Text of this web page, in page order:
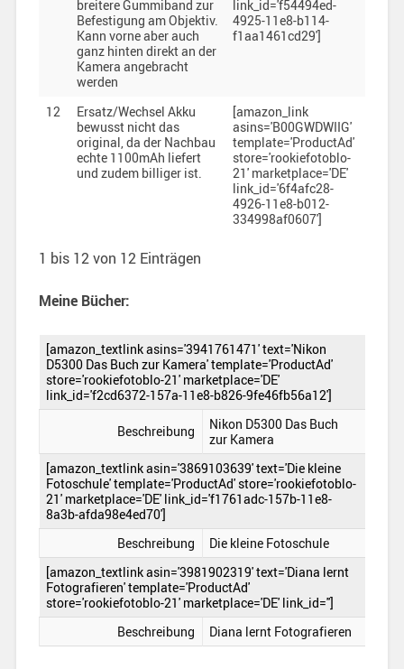
breitere Gummiband zur
Befestigung am Objektiv.
Kann vorne aber auch
ganz hinten direkt an der
Kamera angebracht
werden
link_id='f54494ed-
4925-11e8-b114-
f1aa1461cd29']
12
Ersatz/Wechsel Akku
bewusst nicht das
original, da der Nachbau
echte 1100mAh liefert
und zudem billiger ist.
[amazon_link
asins='B00GWDWIIG'
template='ProductAd'
store='rookiefotoblo-
21' marketplace='DE'
link_id='6f4afc28-
4926-11e8-b012-
334998af0607']
1 bis 12 von 12 Einträgen
Meine Bücher:
[amazon_textlink asins='3941761471' text='Nikon
D5300 Das Buch zur Kamera' template='ProductAd'
store='rookiefotoblo-21' marketplace='DE'
link_id='f2cd6372-157a-11e8-b826-9fe46fb56a12']
Beschreibung
Nikon D5300 Das Buch
zur Kamera
[amazon_textlink asin='3869103639' text='Die kleine
Fotoschule' template='ProductAd' store='rookiefotoblo-
21' marketplace='DE' link_id='f1761adc-157b-11e8-
8a3b-afda98e4ed70']
Beschreibung
Die kleine Fotoschule
[amazon_textlink asin='3981902319' text='Diana lernt
Fotografieren' template='ProductAd'
store='rookiefotoblo-21' marketplace='DE' link_id='']
Beschreibung
Diana lernt Fotografieren